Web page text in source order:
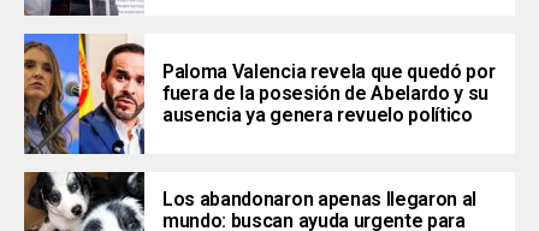
Paloma Valencia revela que quedó por
fuera de la posesión de Abelardo y su
ausencia ya genera revuelo político
Los abandonaron apenas llegaron al
mundo: buscan ayuda urgente para